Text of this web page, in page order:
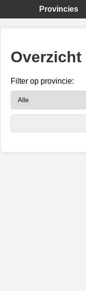
Provincies
Filter op provincie: